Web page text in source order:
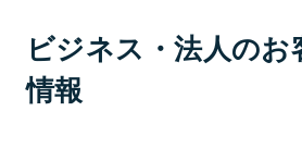
ビジネス・法人のお
情報